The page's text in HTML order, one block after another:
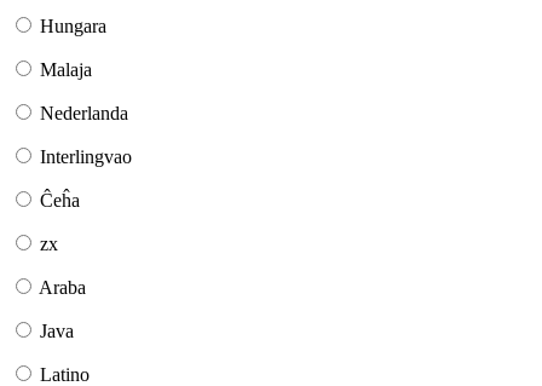
Hungara
Malaja
Nederlanda
Interlingvao
Ĉeĥa
zx
Araba
Java
Latino